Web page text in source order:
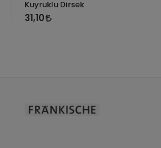
Kuyruklu Dirsek
31,10